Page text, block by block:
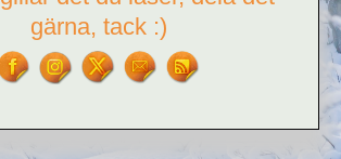
gärna, tack :)